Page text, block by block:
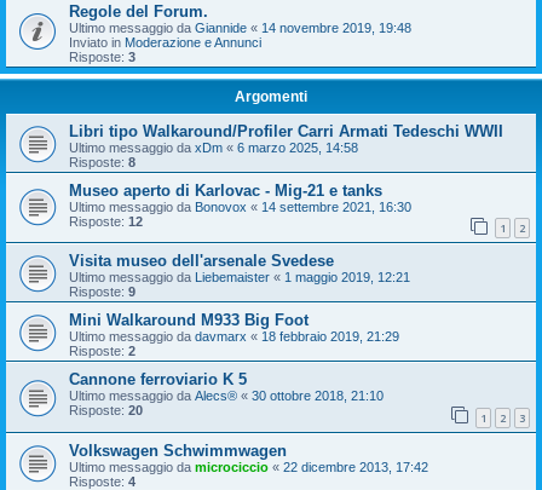
Regole del Forum.
Ultimo messaggio da Giannide « 14 novembre 2019, 19:48
Inviato in Moderazione e Annunci
Risposte: 3
Argomenti
Libri tipo Walkaround/Profiler Carri Armati Tedeschi WWII
Ultimo messaggio da xDm « 6 marzo 2025, 14:58
Risposte: 8
Museo aperto di Karlovac - Mig-21 e tanks
Ultimo messaggio da Bonovox « 14 settembre 2021, 16:30
Risposte: 12 1 2
Visita museo dell'arsenale Svedese
Ultimo messaggio da Liebemaister « 1 maggio 2019, 12:21
Risposte: 9
Mini Walkaround M933 Big Foot
Ultimo messaggio da davmarx « 18 febbraio 2019, 21:29
Risposte: 2
Cannone ferroviario K 5
Ultimo messaggio da Alecs® « 30 ottobre 2018, 21:10
Risposte: 20 1 2 3
Volkswagen Schwimmwagen
Ultimo messaggio da microciccio « 22 dicembre 2013, 17:42
Risposte: 4